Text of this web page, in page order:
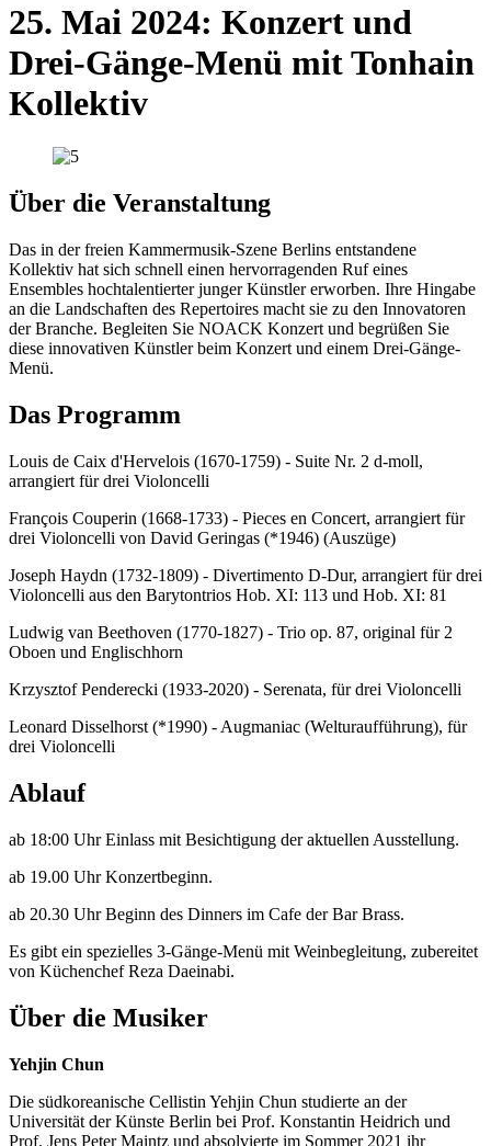
25. Mai 2024: Konzert und
Drei-Gänge-Menü mit Tonhain
Kollektiv
Über die Veranstaltung
Das in der freien Kammermusik-Szene Berlins entstandene
Kollektiv hat sich schnell einen hervorragenden Ruf eines
Ensembles hochtalentierter junger Künstler erworben. Ihre Hingabe
an die Landschaften des Repertoires macht sie zu den Innovatoren
der Branche. Begleiten Sie NOACK Konzert und begrüßen Sie
diese innovativen Künstler beim Konzert und einem Drei-Gänge-
Menü.
Das Programm
Louis de Caix d'Hervelois (1670-1759) - Suite Nr. 2 d-moll,
arrangiert für drei Violoncelli
François Couperin (1668-1733) - Pieces en Concert, arrangiert für
drei Violoncelli von David Geringas (*1946) (Auszüge)
Joseph Haydn (1732-1809) - Divertimento D-Dur, arrangiert für drei
Violoncelli aus den Barytontrios Hob. XI: 113 und Hob. XI: 81
Ludwig van Beethoven (1770-1827) - Trio op. 87, original für 2
Oboen und Englischhorn
Krzysztof Penderecki (1933-2020) - Serenata, für drei Violoncelli
Leonard Disselhorst (*1990) - Augmaniac (Welturaufführung), für
drei Violoncelli
Ablauf
ab 18:00 Uhr Einlass mit Besichtigung der aktuellen Ausstellung.
ab 19.00 Uhr Konzertbeginn.
ab 20.30 Uhr Beginn des Dinners im Cafe der Bar Brass.
Es gibt ein spezielles 3-Gänge-Menü mit Weinbegleitung, zubereitet
von Küchenchef Reza Daeinabi.
Über die Musiker
Yehjin Chun
Die südkoreanische Cellistin Yehjin Chun studierte an der
Universität der Künste Berlin bei Prof. Konstantin Heidrich und
Prof. Jens Peter Maintz und absolvierte im Sommer 2021 ihr